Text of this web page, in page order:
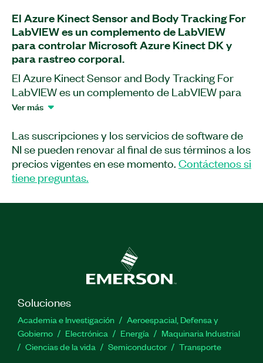
El Azure Kinect Sensor and Body Tracking For
LabVIEW es un complemento de LabVIEW
para controlar Microsoft Azure Kinect DK y
para rastreo corporal.
El Azure Kinect Sensor and Body Tracking For
LabVIEW es un complemento de LabVIEW para
controlar Microsoft Azure Kinect DK y para
puede usar LabVIEW para acceder a los sensores
subyacentes (cámara de profundidad, cámara
infrarroja, cámara RGB, acelerómetro,
giroscopio) que controlan el hardware Azure
calibración del sensor. Además, el complemento
acceso directo a las nubes de puntos de color,
reconstrucción de mallas de nubes de puntos,
suavizado de mallas 3D, almacenamiento y
lectura de datos de mallas de colores, etc. Puede
rastrear 32 puntos articulares del cuerpo humano
en tiempo real. Y proporciona capacidades de
renderización en tiempo real y proporciona
rutinas para estas funciones.
Ver más
Las suscripciones y los servicios de software de
NI se pueden renovar al final de sus términos a los
precios vigentes en ese momento. Contáctenos si
tiene preguntas.
Soluciones
Academia e Investigación
Aeroespacial, Defensa y
Gobierno
Electrónica Energía
Maquinaria Industrial
Ciencias de la vida
Semiconductor Transporte